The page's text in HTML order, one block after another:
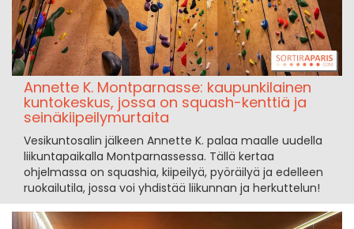
Annette K. Montparnasse: kaupunkilainen
kuntokeskus, jossa on squash-kenttiä ja
seinäkiipeilymurtaita
Vesikuntosalin jälkeen Annette K. palaa maalle uudella
liikuntapaikalla Montparnassessa. Tällä kertaa
ohjelmassa on squashia, kiipeilyä, pyöräilyä ja edelleen
ruokailutila, jossa voi yhdistää liikunnan ja herkuttelun!